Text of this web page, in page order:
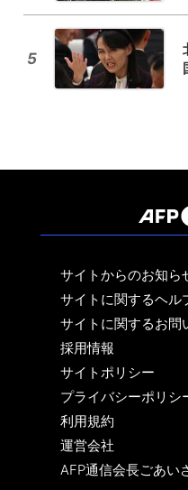
5
サイトからのお知ら
サイトに関するヘル
サイトに関するお問
採用情報
サイトポリシー
プライバシーポリシ
利用規約
運営会社
AFP通信会長ごあい